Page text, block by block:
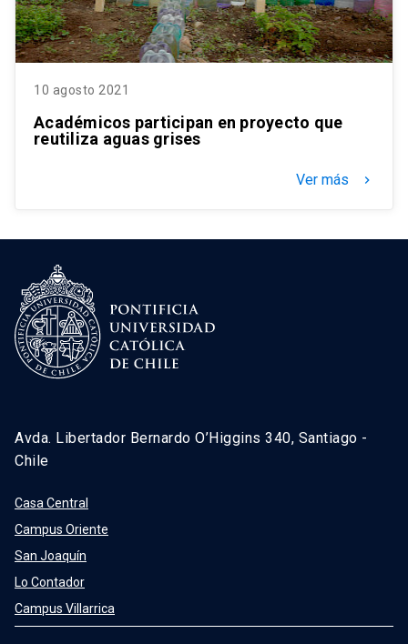
10 agosto 2021
Académicos participan en proyecto que
reutiliza aguas grises
Ver más keyboard_arrow_right
Avda. Libertador Bernardo O’Higgins 340, Santiago -
Chile
Casa Central
Campus Oriente
San Joaquín
Lo Contador
Campus Villarrica